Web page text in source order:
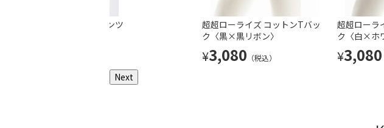
ローライズ フリルレースパンツ
超超ローライズ コットンTバック
（税込）
超超ローライズ シフォ
ンTバック〈ピンク〉
4,290（税込）
超超ローライズ コットンTバッ
ク〈黒×黒リボン〉
¥3,080 （税込）
超超ローラ
ク〈白×ホ
¥3,080
Next